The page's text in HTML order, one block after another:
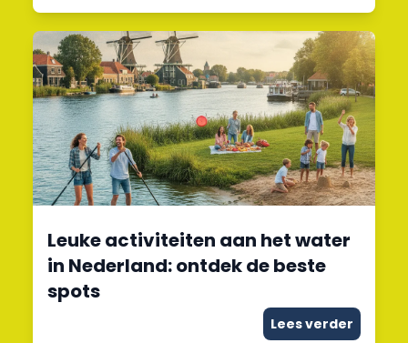
Leuke activiteiten aan het water
in Nederland: ontdek de beste
spots
Lees verder